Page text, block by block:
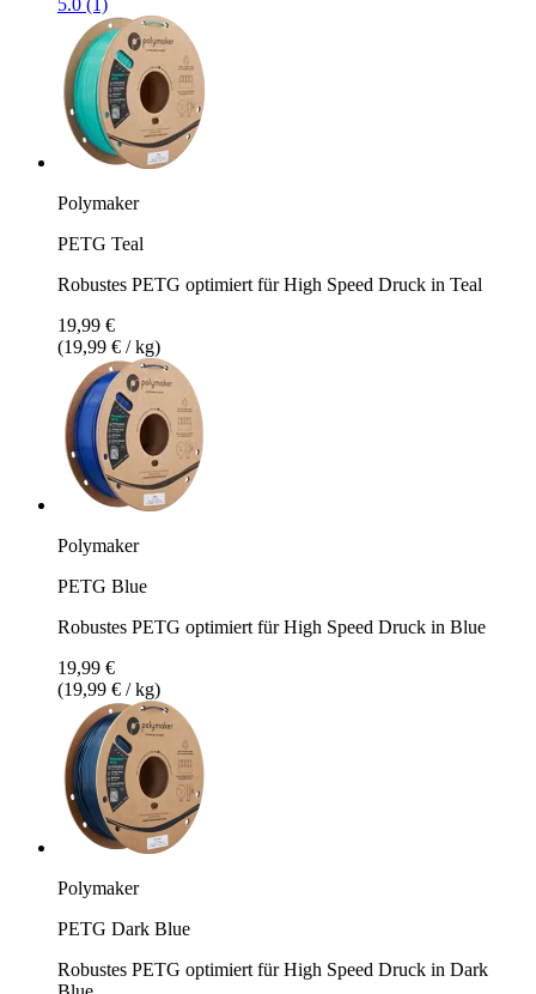
Polymaker
PETG Teal
Robustes PETG optimiert für High Speed Druck in Teal
19,99 €
(19,99 € / kg)
Polymaker
PETG Blue
Robustes PETG optimiert für High Speed Druck in Blue
19,99 €
(19,99 € / kg)
Polymaker
PETG Dark Blue
Robustes PETG optimiert für High Speed Druck in Dark